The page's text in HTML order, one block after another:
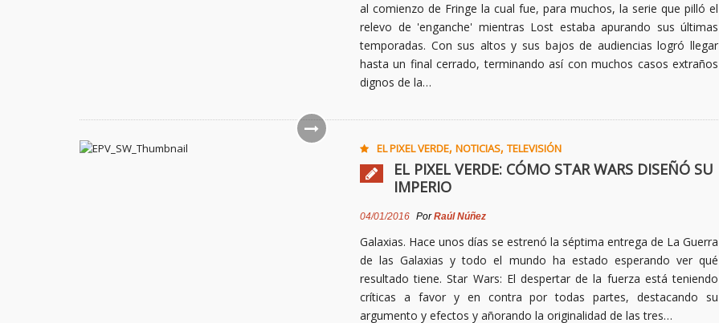
al comienzo de Fringe la cual fue, para muchos, la serie que pilló el
relevo de 'enganche' mientras Lost estaba apurando sus últimas
temporadas. Con sus altos y sus bajos de audiencias logró llegar
hasta un final cerrado, terminando así con muchos casos extraños
dignos de la…
EL PIXEL VERDE, NOTICIAS, TELEVISIÓN
EL PIXEL VERDE: CÓMO STAR WARS DISEÑÓ SU
IMPERIO
04/01/2016 PorRaúl Núñez
Galaxias. Hace unos días se estrenó la séptima entrega de La Guerra
de las Galaxias y todo el mundo ha estado esperando ver qué
resultado tiene. Star Wars: El despertar de la fuerza está teniendo
críticas a favor y en contra por todas partes, destacando su
argumento y efectos y añorando la originalidad de las tres…